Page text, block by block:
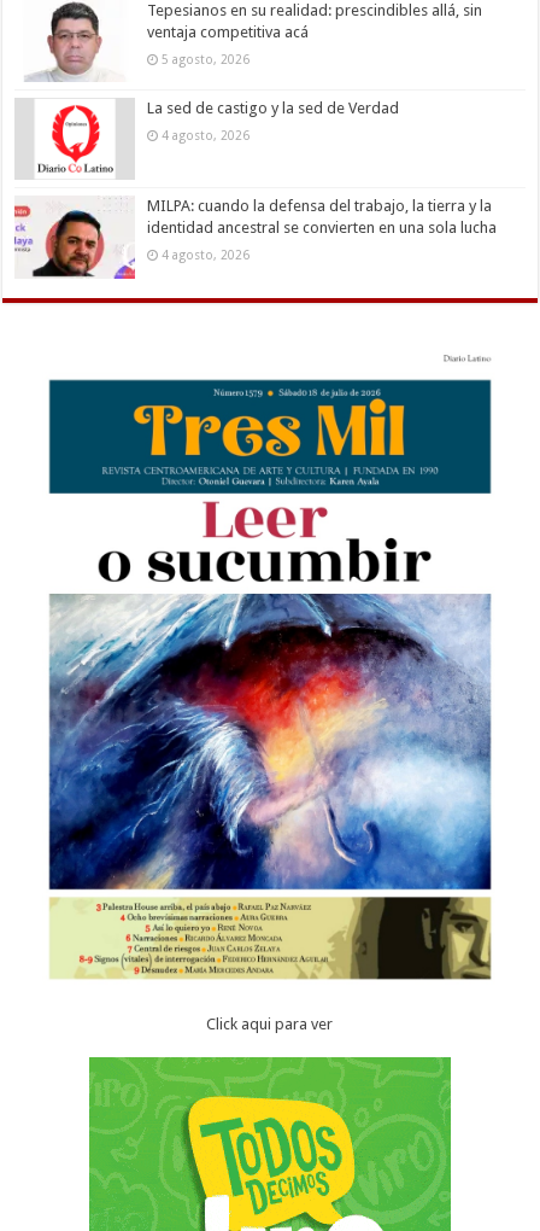
Tepesianos en su realidad: prescindibles allá, sin
ventaja competitiva acá
5 agosto, 2026
La sed de castigo y la sed de Verdad
4 agosto, 2026
MILPA: cuando la defensa del trabajo, la tierra y la
identidad ancestral se convierten en una sola lucha
4 agosto, 2026
Click aqui para ver